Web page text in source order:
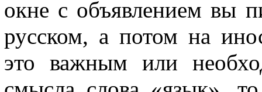
окне с объявлением вы
русском, а потом на
это важным или